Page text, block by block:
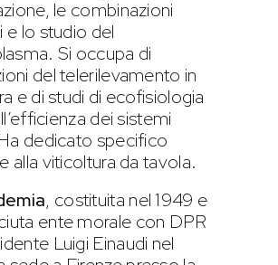
le combinazioni
e lo studio del
Si occupa di
del telerilevamento in
e di studi di ecofisiologia
dei sistemi
dedicato specifico
alla viticoltura da tavola.
, costituita nel 1949 e
ente morale con DPR
Luigi Einaudi nel